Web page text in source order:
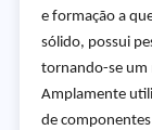
e formação a
sólido, possui
tornando-se um
Amplamente
de